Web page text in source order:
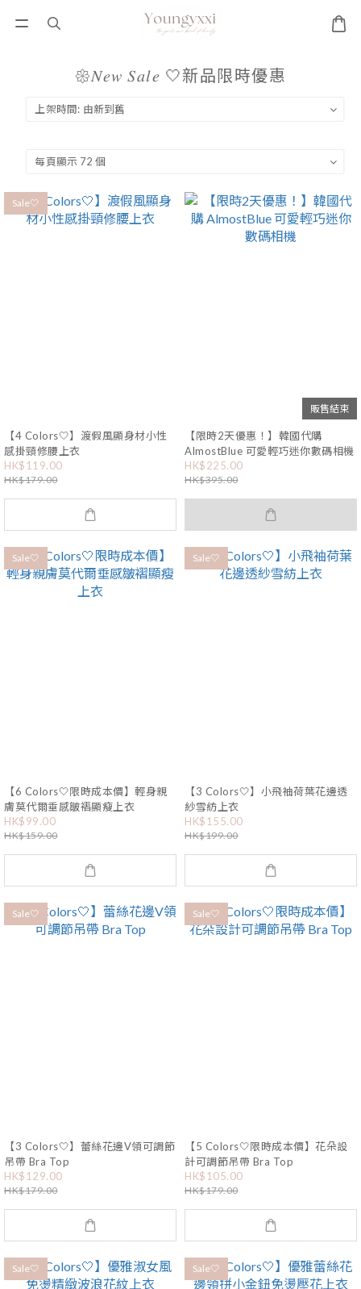
𑁍𝑁𝑒𝑤 𝑆𝑎𝑙𝑒 🤍新品限時優惠
Sale🤍
【4 Colors🤍】渡假風顯身材小性
感掛頸修腰上衣
HK$119.00
HK$179.00
販售結束
【限時2天優惠！】韓國代購
AlmostBlue 可愛輕巧迷你數碼相機
HK$225.00
HK$395.00
Sale🤍
【6 Colors🤍限時成本價】輕身親
膚莫代爾垂感皺褶顯瘦上衣
HK$99.00
HK$159.00
Sale🤍
【3 Colors🤍】小飛袖荷葉花邊透
紗雪紡上衣
HK$155.00
HK$199.00
Sale🤍
【3 Colors🤍】蕾絲花邊V領可調節
吊帶 Bra Top
HK$129.00
HK$179.00
Sale🤍
【5 Colors🤍限時成本價】花朵設
計可調節吊帶 Bra Top
HK$105.00
HK$179.00
Sale🤍 Sale🤍